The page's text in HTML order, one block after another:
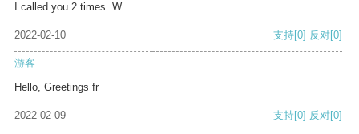
I called you 2 times. W
2022-02-10 支持[0] 反对[0]
游客
Hello, Greetings fr
2022-02-09 支持[0] 反对[0]